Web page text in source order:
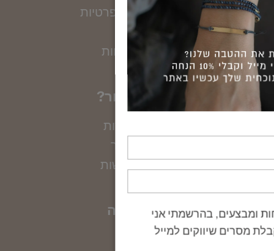
מדיניות הגנת הפרטיות
טווה זהב
מועדון לקוחות
?אפשר לעזור
מדריכי מידות
יצירת קשר
הצהרת נגישות
הקולקציה